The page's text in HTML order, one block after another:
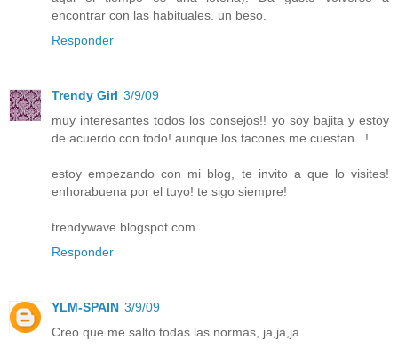
encontrar con las habituales. un beso.
Responder
Trendy Girl 3/9/09
muy interesantes todos los consejos!! yo soy bajita y estoy
de acuerdo con todo! aunque los tacones me cuestan...!
estoy empezando con mi blog, te invito a que lo visites!
enhorabuena por el tuyo! te sigo siempre!
trendywave.blogspot.com
Responder
YLM-SPAIN 3/9/09
Creo que me salto todas las normas, ja,ja,ja...